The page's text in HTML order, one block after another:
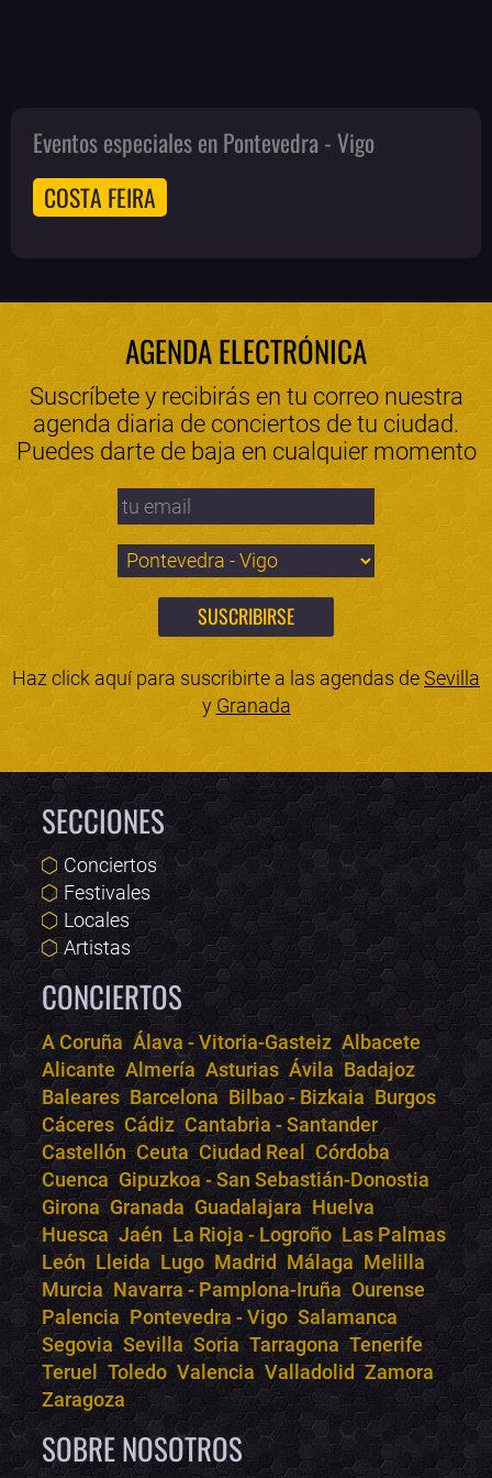
Eventos especiales en Pontevedra - Vigo
COSTA FEIRA
AGENDA ELECTRÓNICA
Suscríbete y recibirás en tu correo nuestra
agenda diaria de conciertos de tu ciudad.
Puedes darte de baja en cualquier momento
Haz click aquí para suscribirte a las agendas deSevilla
y Granada
SECCIONES
Conciertos
Festivales
Locales
Artistas
CONCIERTOS
A Coruña Álava - Vitoria-Gasteiz Albacete
Alicante Almería Asturias Ávila Badajoz
Baleares Barcelona Bilbao - Bizkaia Burgos
Cáceres Cádiz Cantabria - Santander
Castellón Ceuta Ciudad Real Córdoba
Cuenca Gipuzkoa - San Sebastián-Donostia
Girona Granada Guadalajara Huelva
Huesca Jaén La Rioja - Logroño Las Palmas
León Lleida Lugo Madrid Málaga Melilla
Murcia Navarra - Pamplona-Iruña Ourense
Palencia Pontevedra - Vigo Salamanca
Segovia Sevilla Soria Tarragona Tenerife
Teruel Toledo Valencia Valladolid Zamora
Zaragoza
SOBRE NOSOTROS
Bololoco · conciertos.club
Online · Te ayudo a encontrar conciertos